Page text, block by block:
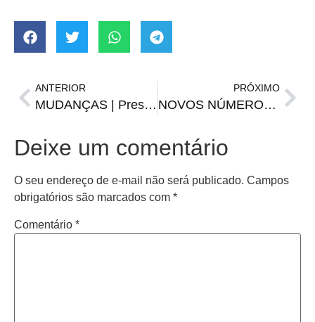
ANTERIOR
MUDANÇAS | Presidente e vice anunciam saída do Juventude
PRÓXIMO
NOVOS NÚMEROS | Santiago atinge 76% de crianças vacinadas contra a pólio
Deixe um comentário
O seu endereço de e-mail não será publicado. Campos
obrigatórios são marcados com *
Comentário *